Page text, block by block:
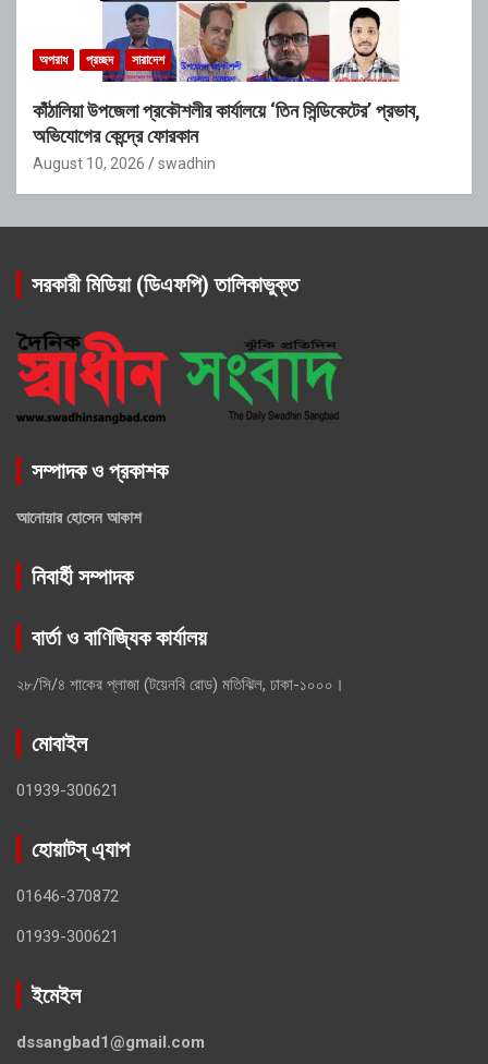
অপরাধ প্রচ্ছদ সারাদেশ
কাঁঠালিয়া উপজেলা প্রকৌশলীর কার্যালয়ে ‘তিন সিন্ডিকেটের’ প্রভাব,
অভিযোগের কেন্দ্রে ফোরকান
August 10, 2026 swadhin
সরকারী মিডিয়া (ডিএফপি) তালিকাভুক্ত
সম্পাদক ও প্রকাশক
আনোয়ার হোসেন আকাশ
নিবার্হী সম্পাদক
বার্তা ও বাণিজ্যিক কার্যালয়
২৮/সি/৪ শাকের প্লাজা (টয়েনবি রোড) মতিঝিল, ঢাকা-১০০০।
মোবাইল
01939-300621
হোয়াটস্ এ্যাপ
01646-370872
01939-300621
ইমেইল
dssangbad1@gmail.com